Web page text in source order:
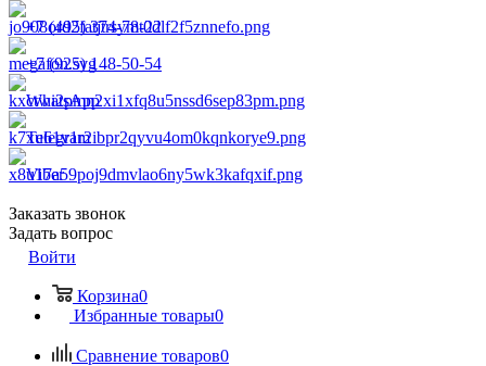
+7 (495) 374-78-22
+7 (925) 148-50-54
WhatsApp
Telegram
Viber
Заказать звонок
Задать вопрос
Войти
Корзина0
Избранные товары0
Сравнение товаров0